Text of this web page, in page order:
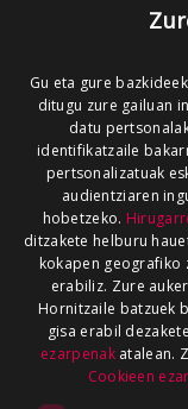
Gu eta gure
ditugu zure gailuan
datu
identifikatzaile
pertsonalizatuak
audientziaren
hobetzeko.
ditzakete helburu
kokapen geografiko
erabiliz. Zure
Hornitzaile batzuek
gisa erabil
ezarpenakatalean.
Cookieen